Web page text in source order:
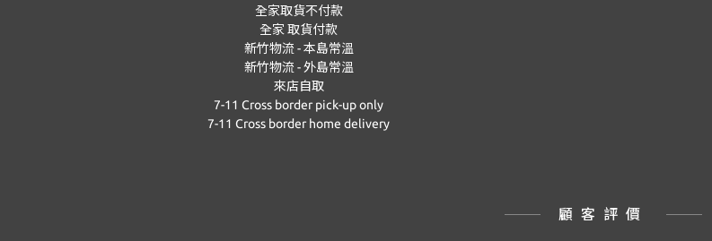
全家取貨不付款
全家 取貨付款
新竹物流 - 本島常溫
新竹物流 - 外島常溫
來店自取
7-11 Cross border pick-up only
7-11 Cross border home delivery
顧客評價